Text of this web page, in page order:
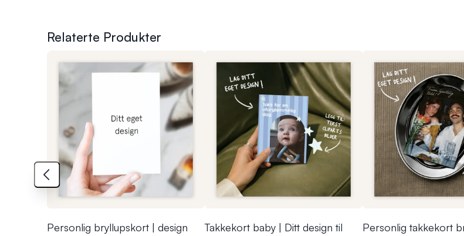
Relaterte Produkter
Personlig bryllupskort | design
Takkekort baby | Ditt design til
Personlig takkekort